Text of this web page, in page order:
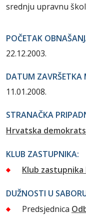
srednju upravnu
POČETAK
22.12.2003.
DATUM
11.01.2008.
STRANAČKA
Hrvatska
KLUB ZASTUPNIKA:
Klub
DUŽNOSTI U
Predsjednica